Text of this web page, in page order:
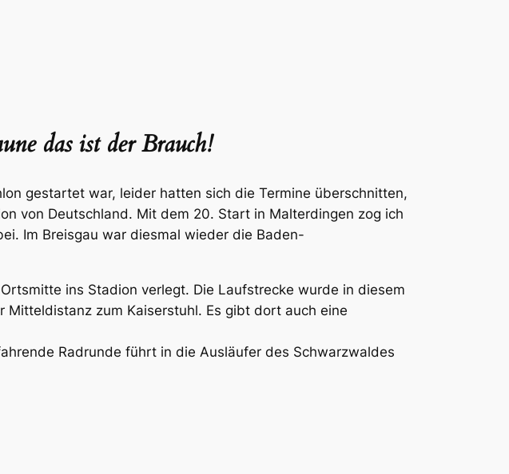
das ist der Brauch!
gestartet war, leider hatten sich die Termine überschnitten,
von Deutschland. Mit dem 20. Start in Malterdingen zog ich
Im Breisgau war diesmal wieder die Baden-
ins Stadion verlegt. Die Laufstrecke wurde in diesem
zum Kaiserstuhl. Es gibt dort auch eine
Radrunde führt in die Ausläufer des Schwarzwaldes